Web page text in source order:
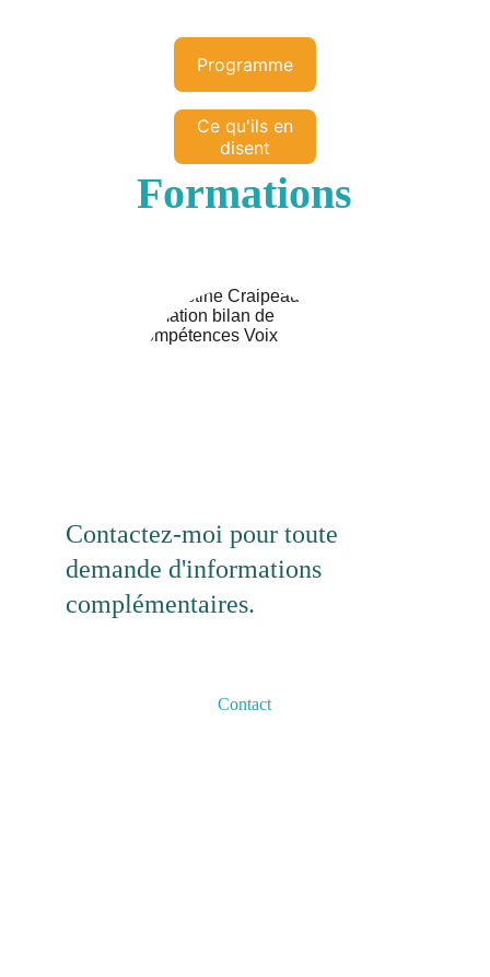
Programme
Ce qu'ils en
disent
Formations
Contactez-moi pour toute
demande d'informations
complémentaires.
Contact